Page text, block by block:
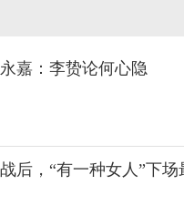
嘉：李贽论何心隐
后，“有一种女人”下场